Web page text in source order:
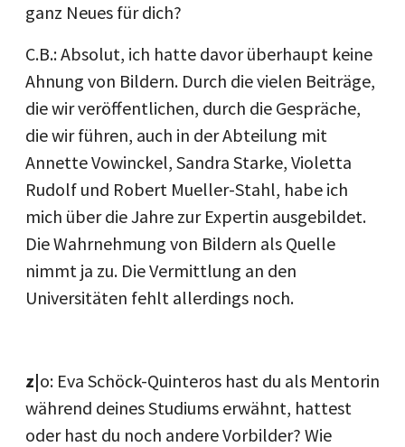
ganz Neues für dich?
C.B.: Absolut, ich hatte davor überhaupt keine
Ahnung von Bildern. Durch die vielen Beiträge,
die wir veröffentlichen, durch die Gespräche,
die wir führen, auch in der Abteilung mit
Annette Vowinckel, Sandra Starke, Violetta
Rudolf und Robert Mueller-Stahl, habe ich
mich über die Jahre zur Expertin ausgebildet.
Die Wahrnehmung von Bildern als Quelle
nimmt ja zu. Die Vermittlung an den
Universitäten fehlt allerdings noch.
z|o: Eva Schöck-Quinteros hast du als Mentorin
während deines Studiums erwähnt, hattest
oder hast du noch andere Vorbilder? Wie